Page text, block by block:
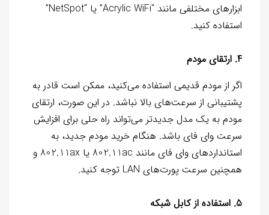
ابزارهای مختلفی مانند “Acrylic WiFi” یا “NetSpot”
استفاده کنید.
4. ارتقای مودم
اگر از مودم قدیمی استفاده می‌کنید، ممکن است قادر به
پشتیبانی از سرعت‌های بالا نباشد. در این صورت، ارتقای
مودم به یک مدل جدیدتر می‌تواند راه حلی برای افزایش
سرعت وای فای باشد. هنگام خرید مودم جدید، به
استانداردهای وای فای مانند 802.11ac یا 802.11ax و
همچنین سرعت پورت‌های LAN توجه کنید.
5. استفاده از کابل شبکه